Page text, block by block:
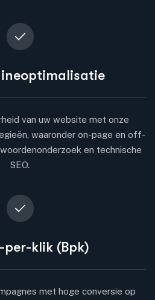
van uw website met onze
waaronder on-page en off-
en technische
SEO.
per-klik (Bpk)
met hoge conversie op